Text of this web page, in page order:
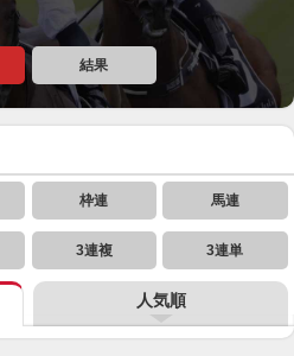
結果
枠連 馬連
3連複 3連単
人気順